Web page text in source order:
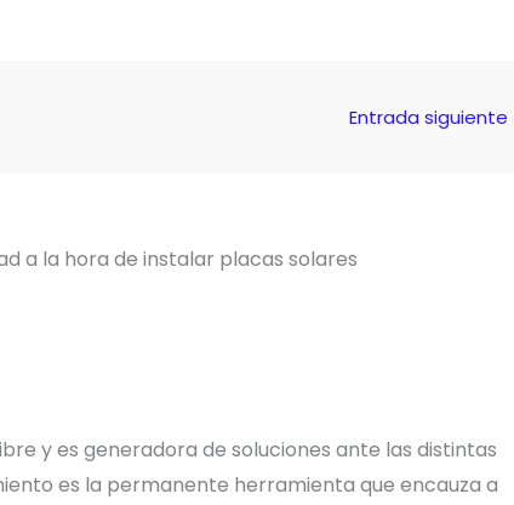
Entrada siguiente
a la hora de instalar placas solares
y es generadora de soluciones ante las distintas
es la permanente herramienta que encauza a